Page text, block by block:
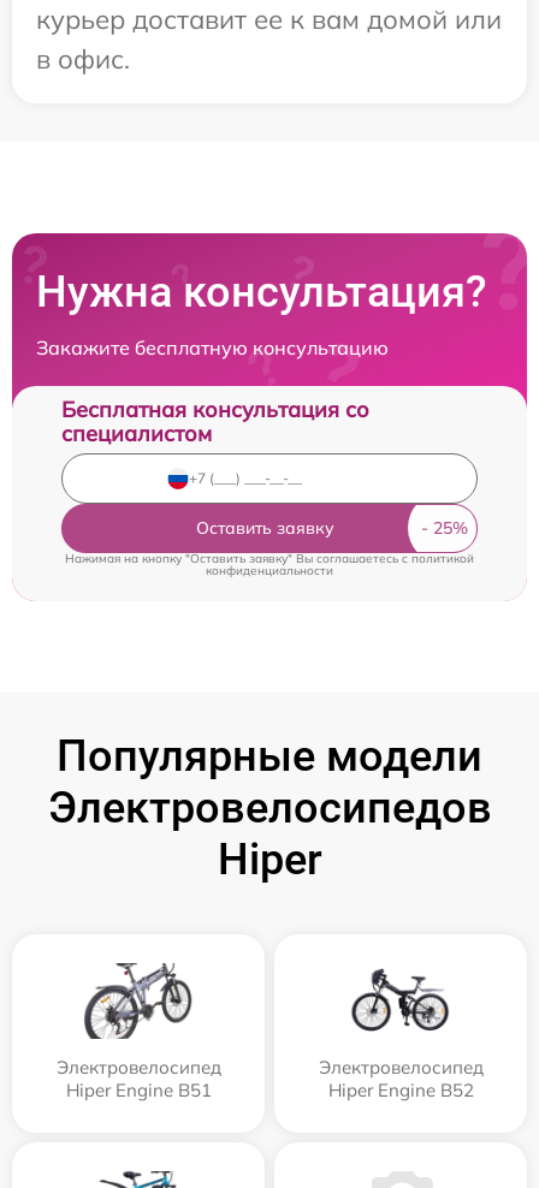
курьер доставит ее к вам домой или
в офис.
Нужна консультация?
Закажите бесплатную консультацию
Бесплатная консультация со
специалистом
Оставить заявку
Нажимая на кнопку "Оставить заявку" Вы соглашаетесь cполитикой
конфиденциальности
Популярные модели
Электровелосипедов
Hiper
Электровелосипед
Hiper Engine B51
Электровелосипед
Hiper Engine B52